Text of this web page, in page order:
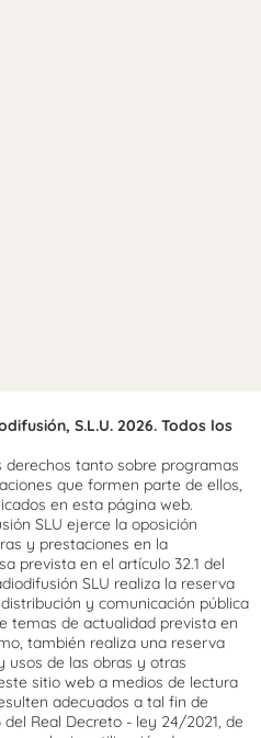
S.L.U. 2026. Todos los
tanto sobre programas
que formen parte de ellos,
en esta página web.
SLU ejerce la oposición
y prestaciones en la
prevista en el artículo 32.1 del
SLU realiza la reserva
y comunicación pública
temas de actualidad prevista en
también realiza una reserva
usos de las obras y otras
sitio web a medios de lectura
adecuados a tal fin de
Real Decreto - ley 24/2021, de